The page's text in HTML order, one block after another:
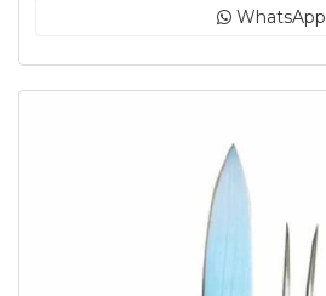
WhatsApp